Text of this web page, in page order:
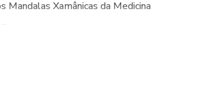
Mandalas Xamânicas da Medicina